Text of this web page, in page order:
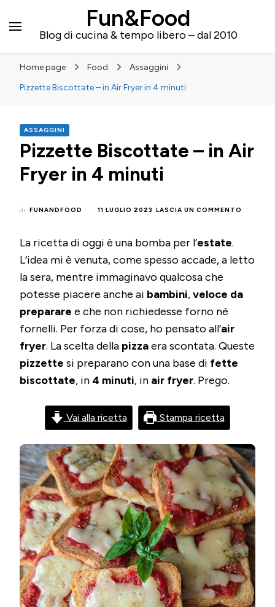
Fun&Food
Blog di cucina & tempo libero – dal 2010
Home page Food
Assaggini
Pizzette Biscottate – in Air Fryer in 4 minuti
ASSAGGINI
Pizzette Biscottate – in Air
Fryer in 4 minuti
di FUNANDFOOD 11 LUGLIO 2023 LASCIA UN COMMENTO
AIR
4
La ricetta di oggi è una bomba per l’estate.
L’idea mi è venuta, come spesso accade, a letto
la sera, mentre immaginavo qualcosa che
potesse piacere anche ai bambini,veloce da
preparare e che non richiedesse forno né
fornelli. Per forza di cose, ho pensato all’air
fryer. La scelta della pizzaera scontata. Queste
pizzette si preparano con una base di fette
biscottate, in 4 minuti, in air fryer. Prego.
Vai alla ricetta Stampa ricetta